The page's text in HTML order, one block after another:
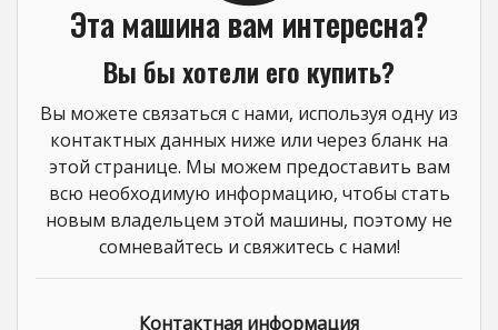
Эта машина вам интересна?
Вы бы хотели его купить?
Вы можете связаться с нами, используя одну из
контактных данных ниже или через бланк на
этой странице. Мы можем предоставить вам
всю необходимую информацию, чтобы стать
новым владельцем этой машины, поэтому не
сомневайтесь и свяжитесь с нами!
Контактная информация